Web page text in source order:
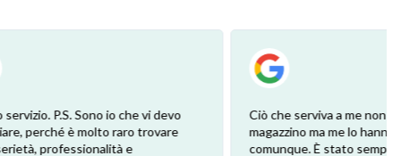
vi devo
trovare
Ciò che serviva a me non ce l'avevano in
magazzino ma me lo hanno procurato
comunque. È stato semplice e veloce.